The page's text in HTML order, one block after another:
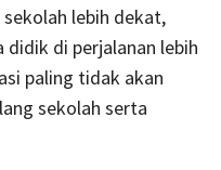
lebih dekat,
di perjalanan lebih
paling tidak akan
sekolah serta